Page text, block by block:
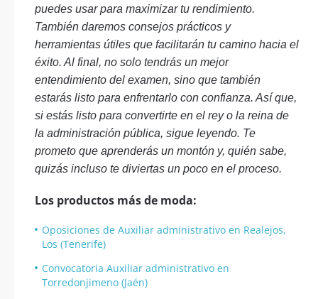
puedes usar para maximizar tu rendimiento.
También daremos consejos prácticos y
herramientas útiles que facilitarán tu camino hacia el
éxito. Al final, no solo tendrás un mejor
entendimiento del examen, sino que también
estarás listo para enfrentarlo con confianza. Así que,
si estás listo para convertirte en el rey o la reina de
la administración pública, sigue leyendo. Te
prometo que aprenderás un montón y, quién sabe,
quizás incluso te diviertas un poco en el proceso.
Los productos más de moda:
Oposiciones de Auxiliar administrativo en Realejos,
Los (Tenerife)
Convocatoria Auxiliar administrativo en
Torredonjimeno (Jaén)